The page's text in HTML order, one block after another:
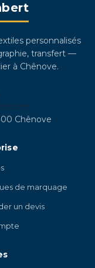
produit
personnalisés
transfert —
à Chênove.
Chênove
de marquage
un devis